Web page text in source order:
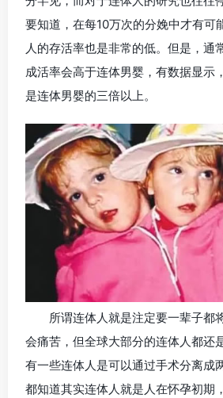
要知道，在每10万次的分娩中才有可
人的存活率也是非常的低。但是，通
成活率会高于连体男婴，有数据显示
是连体男婴的三倍以上。
所谓连体人就是注定要一辈子都
会痛苦，但全球大部分的连体人都还
有一些连体人是可以通过手术分离成
都知道其实连体人就是人在怀孕初期